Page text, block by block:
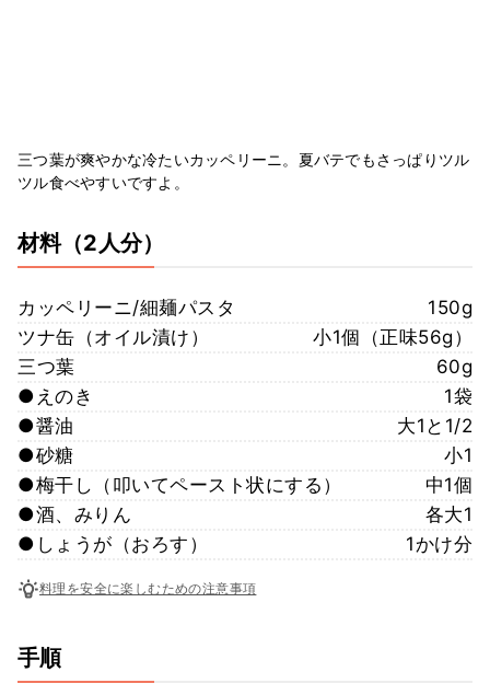
三つ葉が爽やかな冷たいカッペリーニ。夏バテでもさっぱりツル
ツル食べやすいですよ。
材料（2人分）
カッペリーニ/細麺パスタ
150g
ツナ缶（オイル漬け）
小1個（正味56g）
三つ葉
60g
●えのき
1袋
●醤油
大1と1/2
●砂糖
小1
●梅干し（叩いてペースト状にする）
中1個
●酒、みりん
各大1
●しょうが（おろす）
1かけ分
料理を安全に楽しむための注意事項
手順